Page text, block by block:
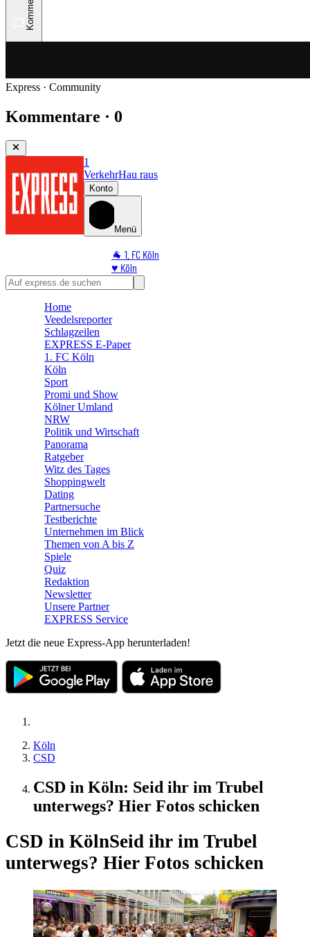
Express · Community
Kommentare · 0
1
VerkehrHau raus
Konto
Menü
🐐 1. FC Köln
♥️ Köln
⭐ Promi
🛒 Shoppingwelt
Home
Veedelsreporter
Schlagzeilen
EXPRESS E-Paper
1. FC Köln
Köln
Sport
Promi und Show
Kölner Umland
NRW
Politik und Wirtschaft
Panorama
Ratgeber
Witz des Tages
Shoppingwelt
Dating
Partnersuche
Testberichte
Unternehmen im Blick
Themen von A bis Z
Spiele
Quiz
Redaktion
Newsletter
Unsere Partner
EXPRESS Service
Jetzt die neue Express-App herunterladen!
Köln
CSD
CSD in Köln: Seid ihr im Trubel
unterwegs? Hier Fotos schicken
CSD in KölnSeid ihr im Trubel
unterwegs? Hier Fotos schicken